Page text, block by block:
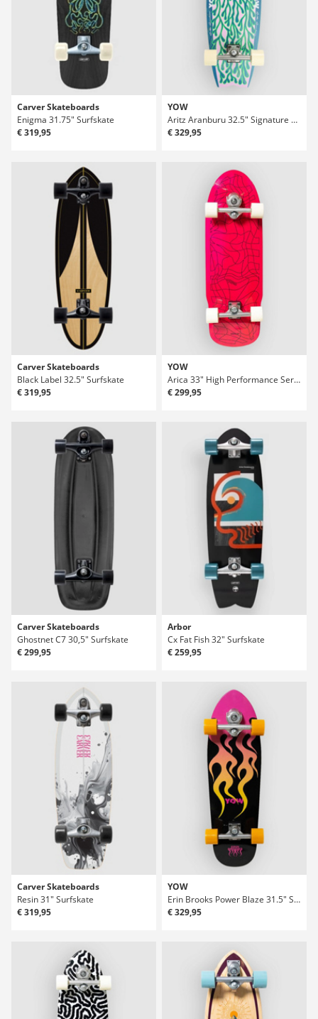
Carver Skateboards
Enigma 31.75" Surfskate
€ 319,95
YOW
Aritz Aranburu 32.5" Signature Series Surfskate
€ 329,95
Carver Skateboards
Black Label 32.5" Surfskate
€ 319,95
YOW
Arica 33" High Performance Series Surfskate
€ 299,95
Carver Skateboards
Ghostnet C7 30,5" Surfskate
€ 299,95
Arbor
Cx Fat Fish 32" Surfskate
€ 259,95
Carver Skateboards
Resin 31" Surfskate
€ 319,95
YOW
Erin Brooks Power Blaze 31.5" Surfskate
€ 329,95